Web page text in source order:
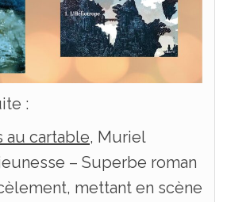
:
au cartable, Muriel
– Superbe roman
mettant en scène